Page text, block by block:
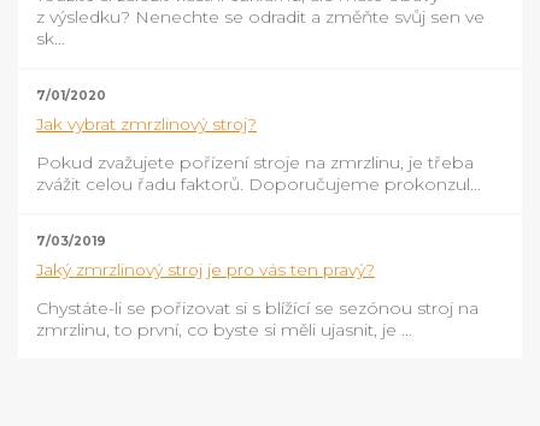
z výsledku? Nenechte se odradit a změňte svůj sen ve
sk...
7/01/2020
Jak vybrat zmrzlinový stroj?
Pokud zvažujete pořízení stroje na zmrzlinu, je třeba
zvážit celou řadu faktorů. Doporučujeme prokonzul...
7/03/2019
Jaký zmrzlinový stroj je pro vás ten pravý?
Chystáte-li se pořizovat si s blížící se sezónou stroj na
zmrzlinu, to první, co byste si měli ujasnit, je ...